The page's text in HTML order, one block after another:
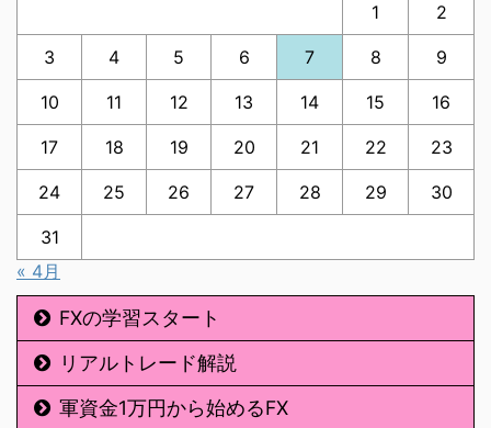
1 2
3 4 5 6 7 8 9
10 11 12 13 14 15 16
17 18 19 20 21 22 23
24 25 26 27 28 29 30
31
« 4月
FXの学習スタート
リアルトレード解説
軍資金1万円から始めるFX